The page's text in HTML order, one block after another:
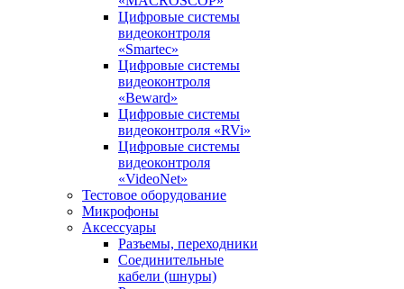
Цифровые системы
видеоконтроля
«Smartec»
Цифровые системы
видеоконтроля
«Beward»
Цифровые системы
видеоконтроля «RVi»
Цифровые системы
видеоконтроля
«VideoNet»
Тестовое оборудование
Микрофоны
Аксессуары
Разъемы, переходники
Соединительные
кабели (шнуры)